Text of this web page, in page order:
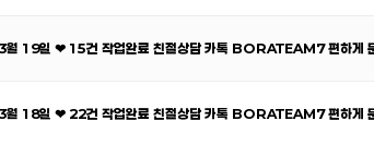
19일 ❤ 15건 작업완료 친절상담 카톡 BORATEAM7 편하게
18일 ❤ 22건 작업완료 친절상담 카톡 BORATEAM7 편하게